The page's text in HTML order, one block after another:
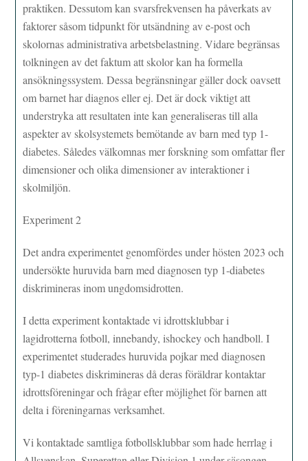
praktiken. Dessutom kan svarsfrekvensen ha påverkats av
faktorer såsom tidpunkt för utsändning av e-post och
skolornas administrativa arbetsbelastning. Vidare begränsas
tolkningen av det faktum att skolor kan ha formella
ansökningssystem. Dessa begränsningar gäller dock oavsett
om barnet har diagnos eller ej. Det är dock viktigt att
understryka att resultaten inte kan generaliseras till alla
aspekter av skolsystemets bemötande av barn med typ 1-
diabetes. Således välkomnas mer forskning som omfattar fler
dimensioner och olika dimensioner av interaktioner i
skolmiljön.
Experiment 2
Det andra experimentet genomfördes under hösten 2023 och
undersökte huruvida barn med diagnosen typ 1-diabetes
diskrimineras inom ungdomsidrotten.
I detta experiment kontaktade vi idrottsklubbar i
lagidrotterna fotboll, innebandy, ishockey och handboll. I
experimentet studerades huruvida pojkar med diagnosen
typ-1 diabetes diskrimineras då deras föräldrar kontaktar
idrottsföreningar och frågar efter möjlighet för barnen att
delta i föreningarnas verksamhet.
Vi kontaktade samtliga fotbollsklubbar som hade herrlag i